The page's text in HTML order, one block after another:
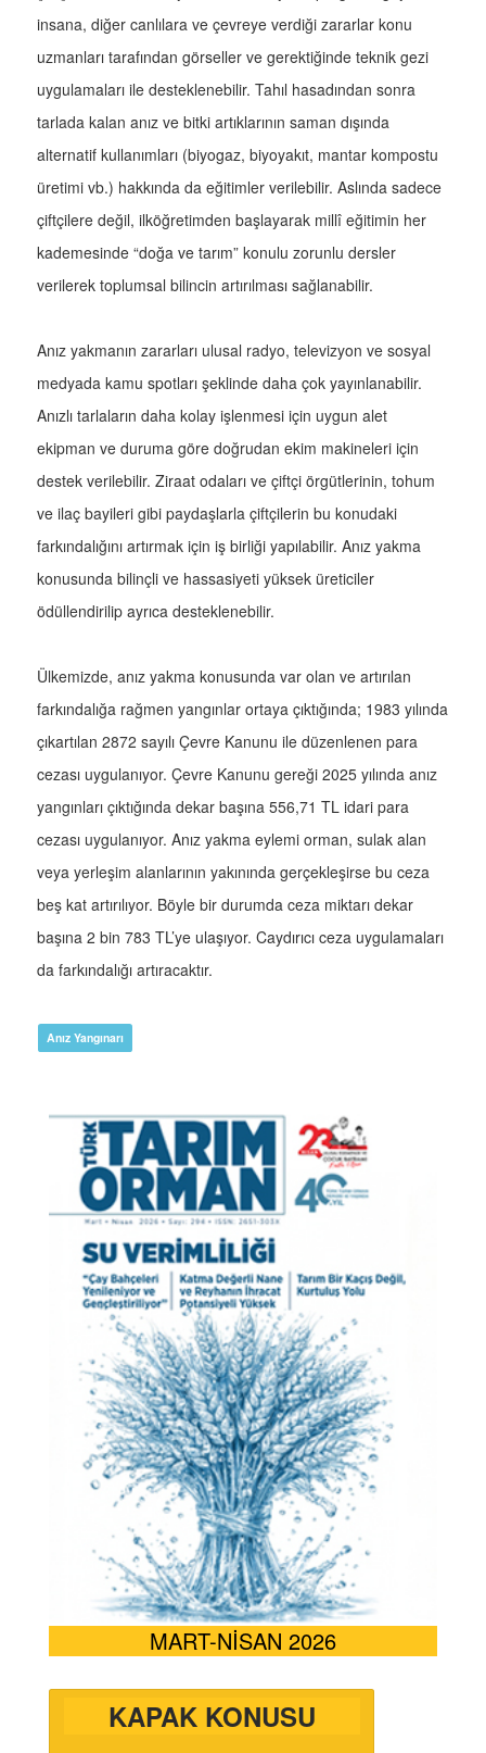
insana, diğer canlılara ve çevreye verdiği zararlar konu
uzmanları tarafından görseller ve gerektiğinde teknik gezi
uygulamaları ile desteklenebilir. Tahıl hasadından sonra
tarlada kalan anız ve bitki artıklarının saman dışında
alternatif kullanımları (biyogaz, biyoyakıt, mantar kompostu
üretimi vb.) hakkında da eğitimler verilebilir. Aslında sadece
çiftçilere değil, ilköğretimden başlayarak millî eğitimin her
kademesinde “doğa ve tarım” konulu zorunlu dersler
verilerek toplumsal bilincin artırılması sağlanabilir.
Anız yakmanın zararları ulusal radyo, televizyon ve sosyal
medyada kamu spotları şeklinde daha çok yayınlanabilir.
Anızlı tarlaların daha kolay işlenmesi için uygun alet
ekipman ve duruma göre doğrudan ekim makineleri için
destek verilebilir. Ziraat odaları ve çiftçi örgütlerinin, tohum
ve ilaç bayileri gibi paydaşlarla çiftçilerin bu konudaki
farkındalığını artırmak için iş birliği yapılabilir. Anız yakma
konusunda bilinçli ve hassasiyeti yüksek üreticiler
ödüllendirilip ayrıca desteklenebilir.
Ülkemizde, anız yakma konusunda var olan ve artırılan
farkındalığa rağmen yangınlar ortaya çıktığında; 1983 yılında
çıkartılan 2872 sayılı Çevre Kanunu ile düzenlenen para
cezası uygulanıyor. Çevre Kanunu gereği 2025 yılında anız
yangınları çıktığında dekar başına 556,71 TL idari para
cezası uygulanıyor. Anız yakma eylemi orman, sulak alan
veya yerleşim alanlarının yakınında gerçekleşirse bu ceza
beş kat artırılıyor. Böyle bir durumda ceza miktarı dekar
başına 2 bin 783 TL’ye ulaşıyor. Caydırıcı ceza uygulamaları
da farkındalığı artıracaktır.
Anız Yangınarı
MART-NİSAN 2026
KAPAK KONUSU